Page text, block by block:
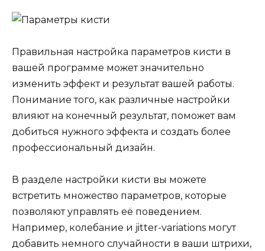
Правильная настройка параметров кисти в
вашей программе может значительно
изменить эффект и результат вашей работы.
Понимание того, как различные настройки
влияют на конечный результат, поможет вам
добиться нужного эффекта и создать более
профессиональный дизайн.
В разделе настройки кисти вы можете
встретить множество параметров, которые
позволяют управлять её поведением.
Например, колебание и jitter-variations могут
добавить немного случайности в ваши штрихи,